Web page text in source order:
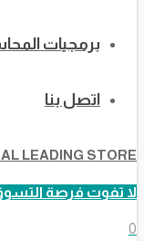
برمجيات
اتصل بنا
LEADING STORE
لا تفوت فرصة
0